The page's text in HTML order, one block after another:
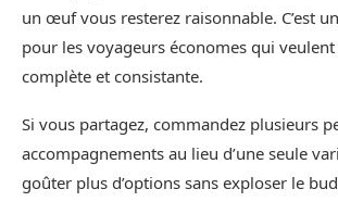
un œuf vous resterez raisonnable. C’est
pour les voyageurs économes qui
complète et consistante.
Si vous partagez, commandez plusieurs
accompagnements au lieu d’une seule
goûter plus d’options sans exploser le